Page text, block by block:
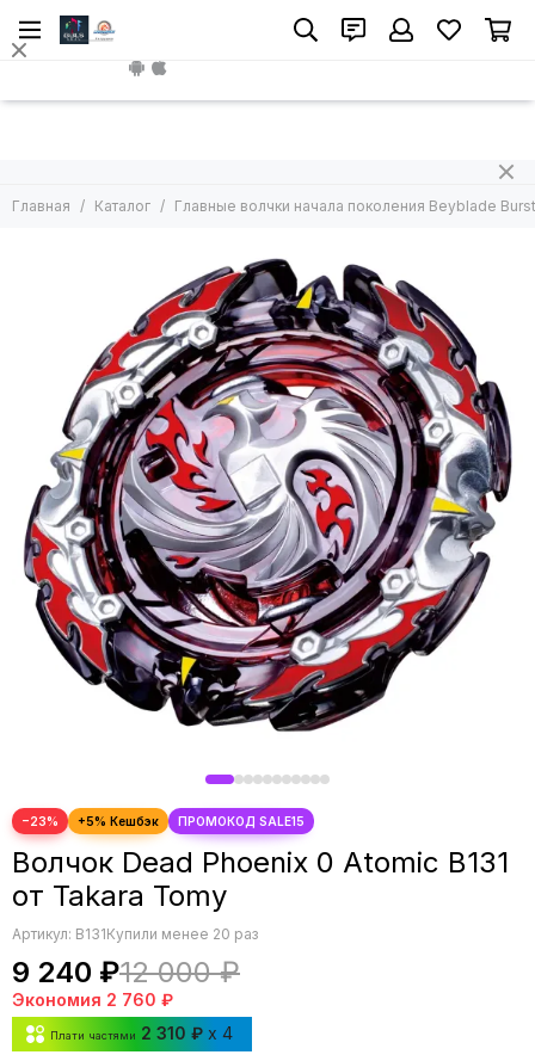
Главная Каталог Главные волчки начала поколения Beyblade Burst
−23%
Волчок Dead Phoenix 0 Atomic B131
от Takara Tomy
Артикул: B131Купили менее 20 раз
9 240 ₽12 000 ₽
Экономия 2 760 ₽
Плати частями 2 310 ₽ x 4